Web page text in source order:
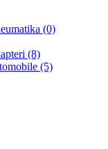
(0)
(8)
(5)